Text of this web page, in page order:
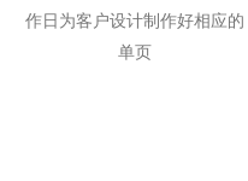
作日为客户设计制作好相应的
单页